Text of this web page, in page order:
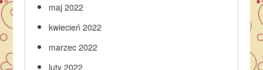
maj 2022
kwiecień 2022
marzec 2022
luty 2022